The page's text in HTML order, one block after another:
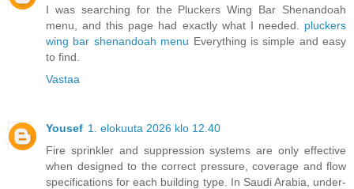
I was searching for the Pluckers Wing Bar Shenandoah
menu, and this page had exactly what I needed. pluckers
wing bar shenandoah menu Everything is simple and easy
to find.
Vastaa
Yousef 1. elokuuta 2026 klo 12.40
Fire sprinkler and suppression systems are only effective
when designed to the correct pressure, coverage and flow
specifications for each building type. In Saudi Arabia, under-